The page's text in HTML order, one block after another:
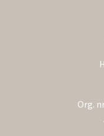
Org.